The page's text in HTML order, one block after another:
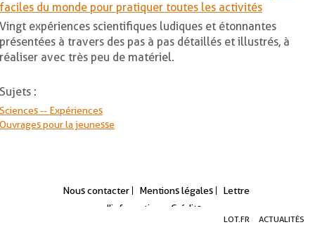
LOT.FR ACTUALITÉS
faciles du monde pour pratiquer toutes les activités
Vingt expériences scientifiques ludiques et étonnantes
présentées à travers des pas à pas détaillés et illustrés, à
réaliser avec très peu de matériel.
Sujets :
Sciences -- Expériences
Ouvrages pour la jeunesse
Nous contacter Mentions légales
Lettre
d'information
Crédits